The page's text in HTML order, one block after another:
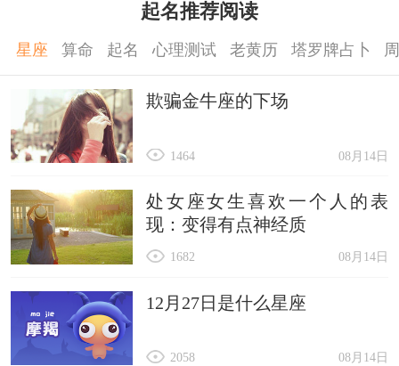
起名推荐阅读
星座 算命 起名 心理测试 老黄历 塔罗牌占卜
欺骗金牛座的下场
08月14日
1464
处女座女生喜欢一个人的表
现：变得有点神经质
08月14日
1682
12月27日是什么星座
08月14日
2058